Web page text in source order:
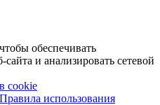
обеспечивать
и анализировать сетевой
cookie
Правила использования